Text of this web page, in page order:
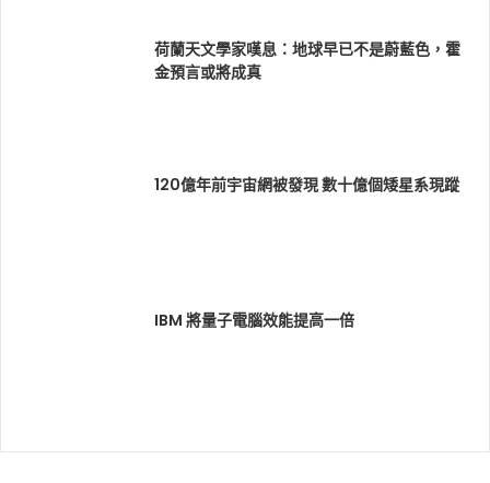
荷蘭天文學家嘆息：地球早已不是蔚藍色，霍
金預言或將成真
120億年前宇宙網被發現 數十億個矮星系現蹤
IBM 將量子電腦效能提高一倍